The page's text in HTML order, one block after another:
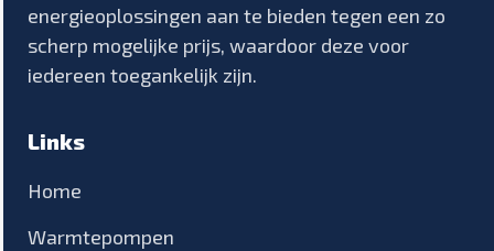
energieoplossingen aan te bieden tegen een zo
scherp mogelijke prijs, waardoor deze voor
iedereen toegankelijk zijn.
Links
Home
Warmtepompen